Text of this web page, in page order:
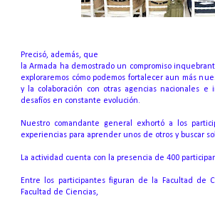
Precisó, además, que
la Armada ha demostrado un compromiso
exploraremos cómo podemos fortalecer aun más
y la colaboración con otras agencias nacionales
desafíos en constante evolución.
Nuestro comandante general exhortó a los
experiencias para aprender unos de otros y buscar
La actividad cuenta con la presencia de 400
Entre los participantes figuran de la Facultad de
Facultad de Ciencias,